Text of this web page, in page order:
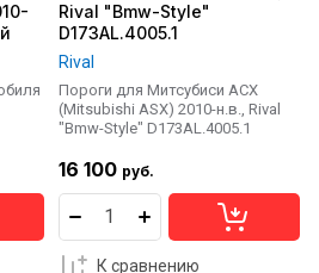
Rival "Bmw-Style"
D173AL.4005.1
Rival
Пороги для Митсубиси АСХ
(Mitsubishi ASX) 2010-н.в., Rival
"Bmw-Style" D173AL.4005.1
16 100 руб.
К сравнению